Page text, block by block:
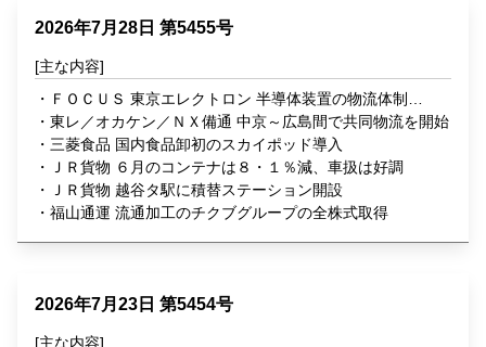
2026年7月28日 第5455号
ＦＯＣＵＳ 東京エレクトロン 半導体装置の物流体制強
化、需要拡大に対応
東レ／オカケン／ＮＸ備通 中京～広島間で共同物流を開始
三菱食品 国内食品卸初のスカイポッド導入
ＪＲ貨物 ６月のコンテナは８・１％減、車扱は好調
ＪＲ貨物 越谷タ駅に積替ステーション開設
福山通運 流通加工のチクブグループの全株式取得
2026年7月23日 第5454号